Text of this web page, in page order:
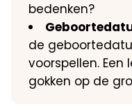
bedenken?
de
voorspellen.​
gokken op de